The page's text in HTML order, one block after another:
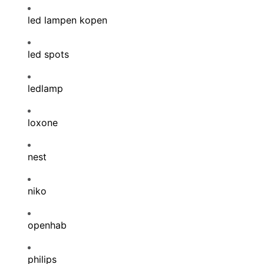
led lampen kopen
led spots
ledlamp
loxone
nest
niko
openhab
philips